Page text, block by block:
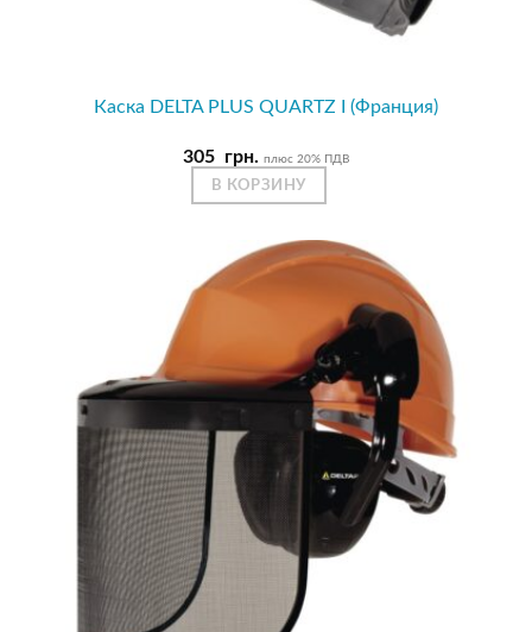
Каска DELTA PLUS QUARTZ I (Франция)
305 грн. плюс 20% ПДВ
В КОРЗИНУ